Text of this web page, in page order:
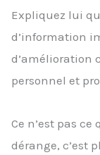
Expliquez lui
d’information
d’amélioration
personnel et
Ce n’est pas
dérange, c’est